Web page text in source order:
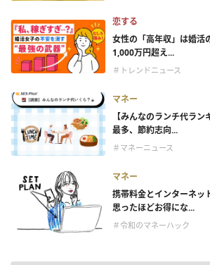
恋する
女性の「高年収」は婚
1,000万円超え...
＃トレンドニュース
マネー
【みんなのランチ代ラ
最多、節約志向...
＃マネーニュース
マネー
携帯料金とインターネッ
思ったほどお得にな...
＃令和のマネーハック